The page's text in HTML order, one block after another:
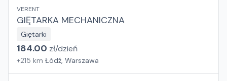
VERENT
GIĘTARKA MECHANICZNA
Giętarki
184.00 zł/dzień
+215 km Łódź, Warszawa